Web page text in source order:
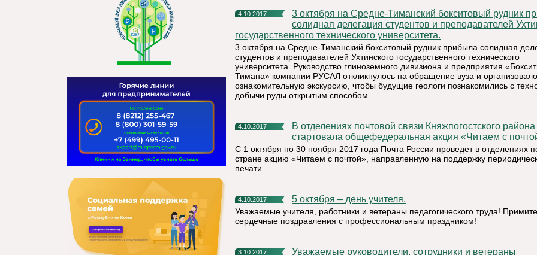
4.10.2017
3 октября на Средне-Тиманский бокситовый рудник прибыла
солидная делегация студентов и преподавателей
государственного технического университета.
3 октября на Средне-Тиманский бокситовый рудник прибыла солидная
студентов и преподавателей Ухтинского государственного технического
университета. Руководство глиноземного дивизиона и предприятия «Боксит
Тимана» компании РУСАЛ откликнулось на обращение вуза и организовало
ознакомительную экскурсию, чтобы будущие геологи познакомились с
добычи руды открытым способом.
4.10.2017
В отделениях почтовой связи Княжпогостского района
стартовала общефедеральная акция «Читаем с
С 1 октября по 30 ноября 2017 года Почта России проведет в отделениях
стране акцию «Читаем с почтой», направленную на поддержку
печати.
4.10.2017 5 октября – день учителя.
Уважаемые учителя, работники и ветераны педагогического труда!
сердечные поздравления с профессиональным праздником!
3.10.2017 Уважаемые руководители, сотрудники и ветераны